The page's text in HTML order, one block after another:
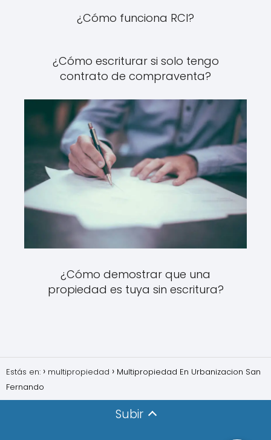
¿Cómo funciona RCI?
¿Cómo escriturar si solo tengo
contrato de compraventa?
¿Cómo demostrar que una
propiedad es tuya sin escritura?
Estás en: multipropiedad
Multipropiedad En Urbanizacion San
Fernando
Subir